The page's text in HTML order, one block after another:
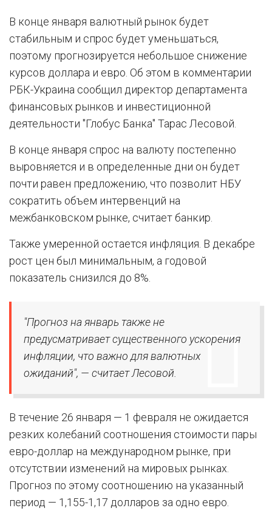
В конце января валютный рынок будет
стабильным и спрос будет уменьшаться,
поэтому прогнозируется небольшое снижение
курсов доллара и евро. Об этом в комментарии
РБК-Украина сообщил директор департамента
финансовых рынков и инвестиционной
деятельности "Глобус Банка" Тарас Лесовой.
В конце января спрос на валюту постепенно
выровняется и в определенные дни он будет
почти равен предложению, что позволит НБУ
сократить объем интервенций на
межбанковском рынке, считает банкир.
Также умеренной остается инфляция. В декабре
рост цен был минимальным, а годовой
показатель снизился до 8%.
"Прогноз на январь также не
предусматривает существенного ускорения
инфляции, что важно для валютных
ожиданий", — считает Лесовой.
В течение 26 января — 1 февраля не ожидается
резких колебаний соотношения стоимости пары
евро-доллар на международном рынке, при
отсутствии изменений на мировых рынках.
Прогноз по этому соотношению на указанный
период — 1,155-1,17 долларов за одно евро.